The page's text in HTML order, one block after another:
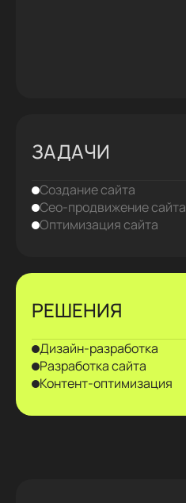
ЗАДАЧИ
Создание сайта
Сео-продвижение сайта
Оптимизация сайта
РЕШЕНИЯ
Дизайн‑разработка
Разработка сайта
Контент‑оптимизация